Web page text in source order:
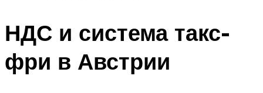
НДС и система такс-
фри в Австрии